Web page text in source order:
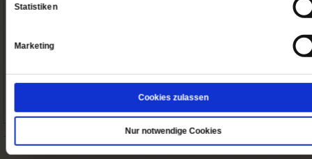
Statistiken
Marketing
Cookies zulassen
Nur notwendige Cookies
Telefon: 06171-7003-14
leserservice@publik-forum.de(Öffnet
in
neuen
Tab)Startseite